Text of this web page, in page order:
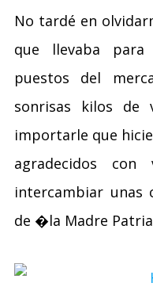
No tardé en
que llevaba para
puestos del
sonrisas kilos de
importarle que
agradecidos
intercambiar unas
de �la Madre